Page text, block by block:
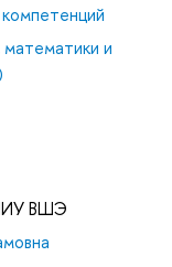
и
ВШЭ